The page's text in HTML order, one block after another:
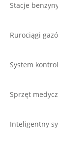
Stacje
Rurociągi
System
medycznych
Sprzęt
Inteligentny